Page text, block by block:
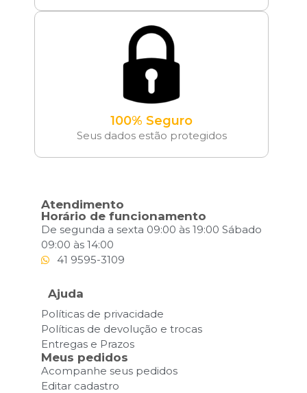
100% Seguro
Seus dados estão protegidos
Atendimento
Horário de funcionamento
De segunda a sexta 09:00 às 19:00 Sábado
09:00 às 14:00
41 9595-3109
Ajuda
Políticas de privacidade
Políticas de devolução e trocas
Entregas e Prazos
Meus pedidos
Acompanhe seus pedidos
Editar cadastro